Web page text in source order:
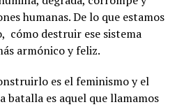
humanas. De lo que estamos
cómo destruir ese sistema
armónico y feliz.
es el feminismo y el
batalla es aquel que llamamos